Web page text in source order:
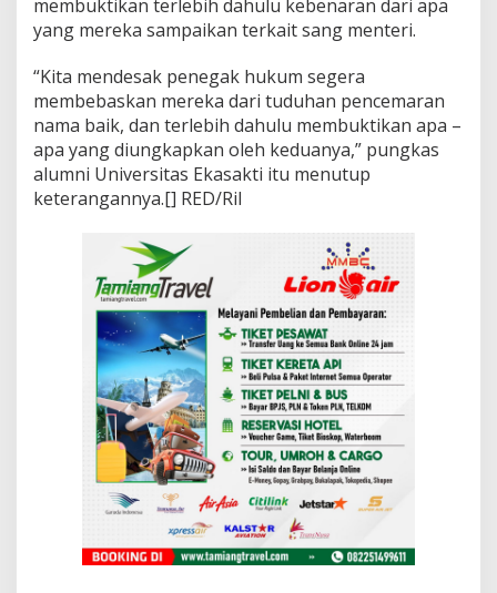
membuktikan terlebih dahulu kebenaran dari apa
yang mereka sampaikan terkait sang menteri.
“Kita mendesak penegak hukum segera
membebaskan mereka dari tuduhan pencemaran
nama baik, dan terlebih dahulu membuktikan apa –
apa yang diungkapkan oleh keduanya,” pungkas
alumni Universitas Ekasakti itu menutup
keterangannya.[] RED/Ril